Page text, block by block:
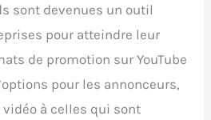
sont devenues un outil
pour atteindre leur
de promotion sur YouTube
pour les annonceurs,
à celles qui sont